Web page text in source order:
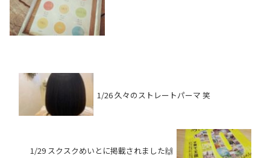
1/26 久々のストレートパーマ 笑
1/29 スクスクめいとに掲載されました🙌